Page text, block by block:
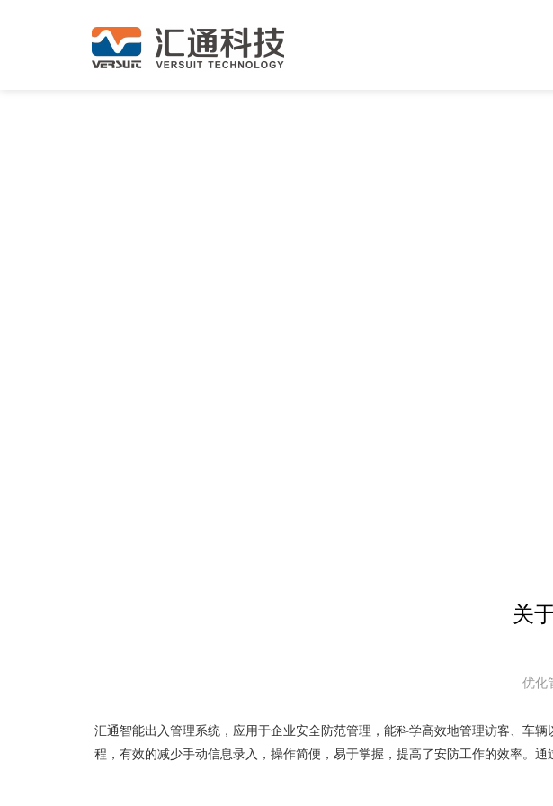
关
优化
汇通智能出入管理系统，应用于企业安全防范管理，能科学高效地管理访客、车
程，有效的减少手动信息录入，操作简便，易于掌握，提高了安防工作的效率。